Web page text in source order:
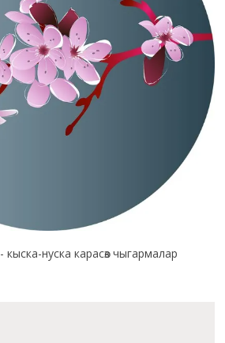
- кыска-нуска карасөз чыгармалар